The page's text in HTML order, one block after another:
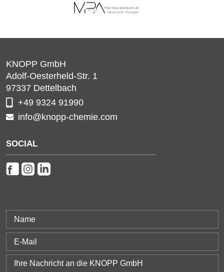
KNOPP GmbH
Adolf-Oesterheld-Str. 1
97337 Dettelbach
+49 9324 91990
info@knopp-chemie.com
SOCIAL